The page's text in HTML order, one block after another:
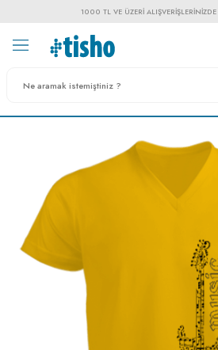
1000 TL VE ÜZERI